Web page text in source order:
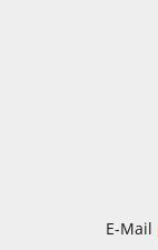
E-Mail